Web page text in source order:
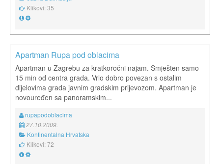
Klikovi: 35
Apartman Rupa pod oblacima
Apartman u Zagrebu za kratkoročni najam. Smješten samo
15 min od centra grada. Vrlo dobro povezan s ostalim
dijelovima grada javnim gradskim prijevozom. Apartman je
novouređen sa panoramskim...
rupapodoblacima
27.10.2009.
Kontinentalna Hrvatska
Klikovi: 72